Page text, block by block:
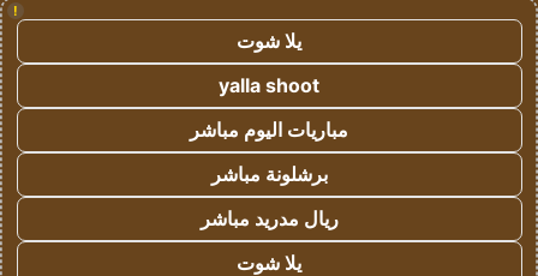
!
يلا شوت
yalla shoot
مباريات اليوم مباشر
برشلونة مباشر
ريال مدريد مباشر
يلا شوت